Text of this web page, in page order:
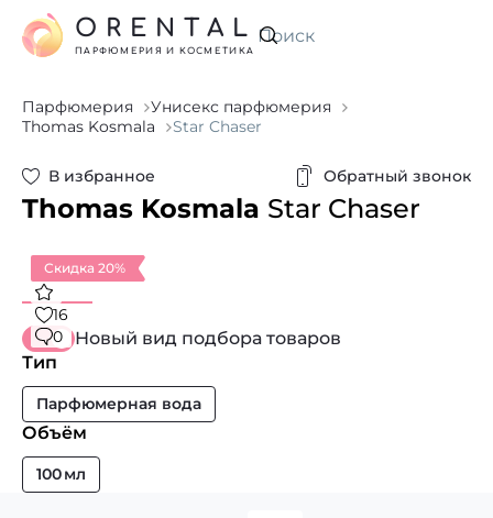
Искать
ORENTAL
ПАРФЮМЕРИЯ И КОСМЕТИКА
Парфюмерия
Унисекс парфюмерия
Thomas Kosmala
Star Chaser
В избранное Обратный звонок
Thomas Kosmala Star Chaser
Скидка 20%
16
0
Новый вид подбора товаров
Тип
Парфюмерная вода
Объём
100 мл